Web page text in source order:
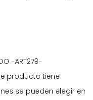
producto tiene
se pueden elegir en